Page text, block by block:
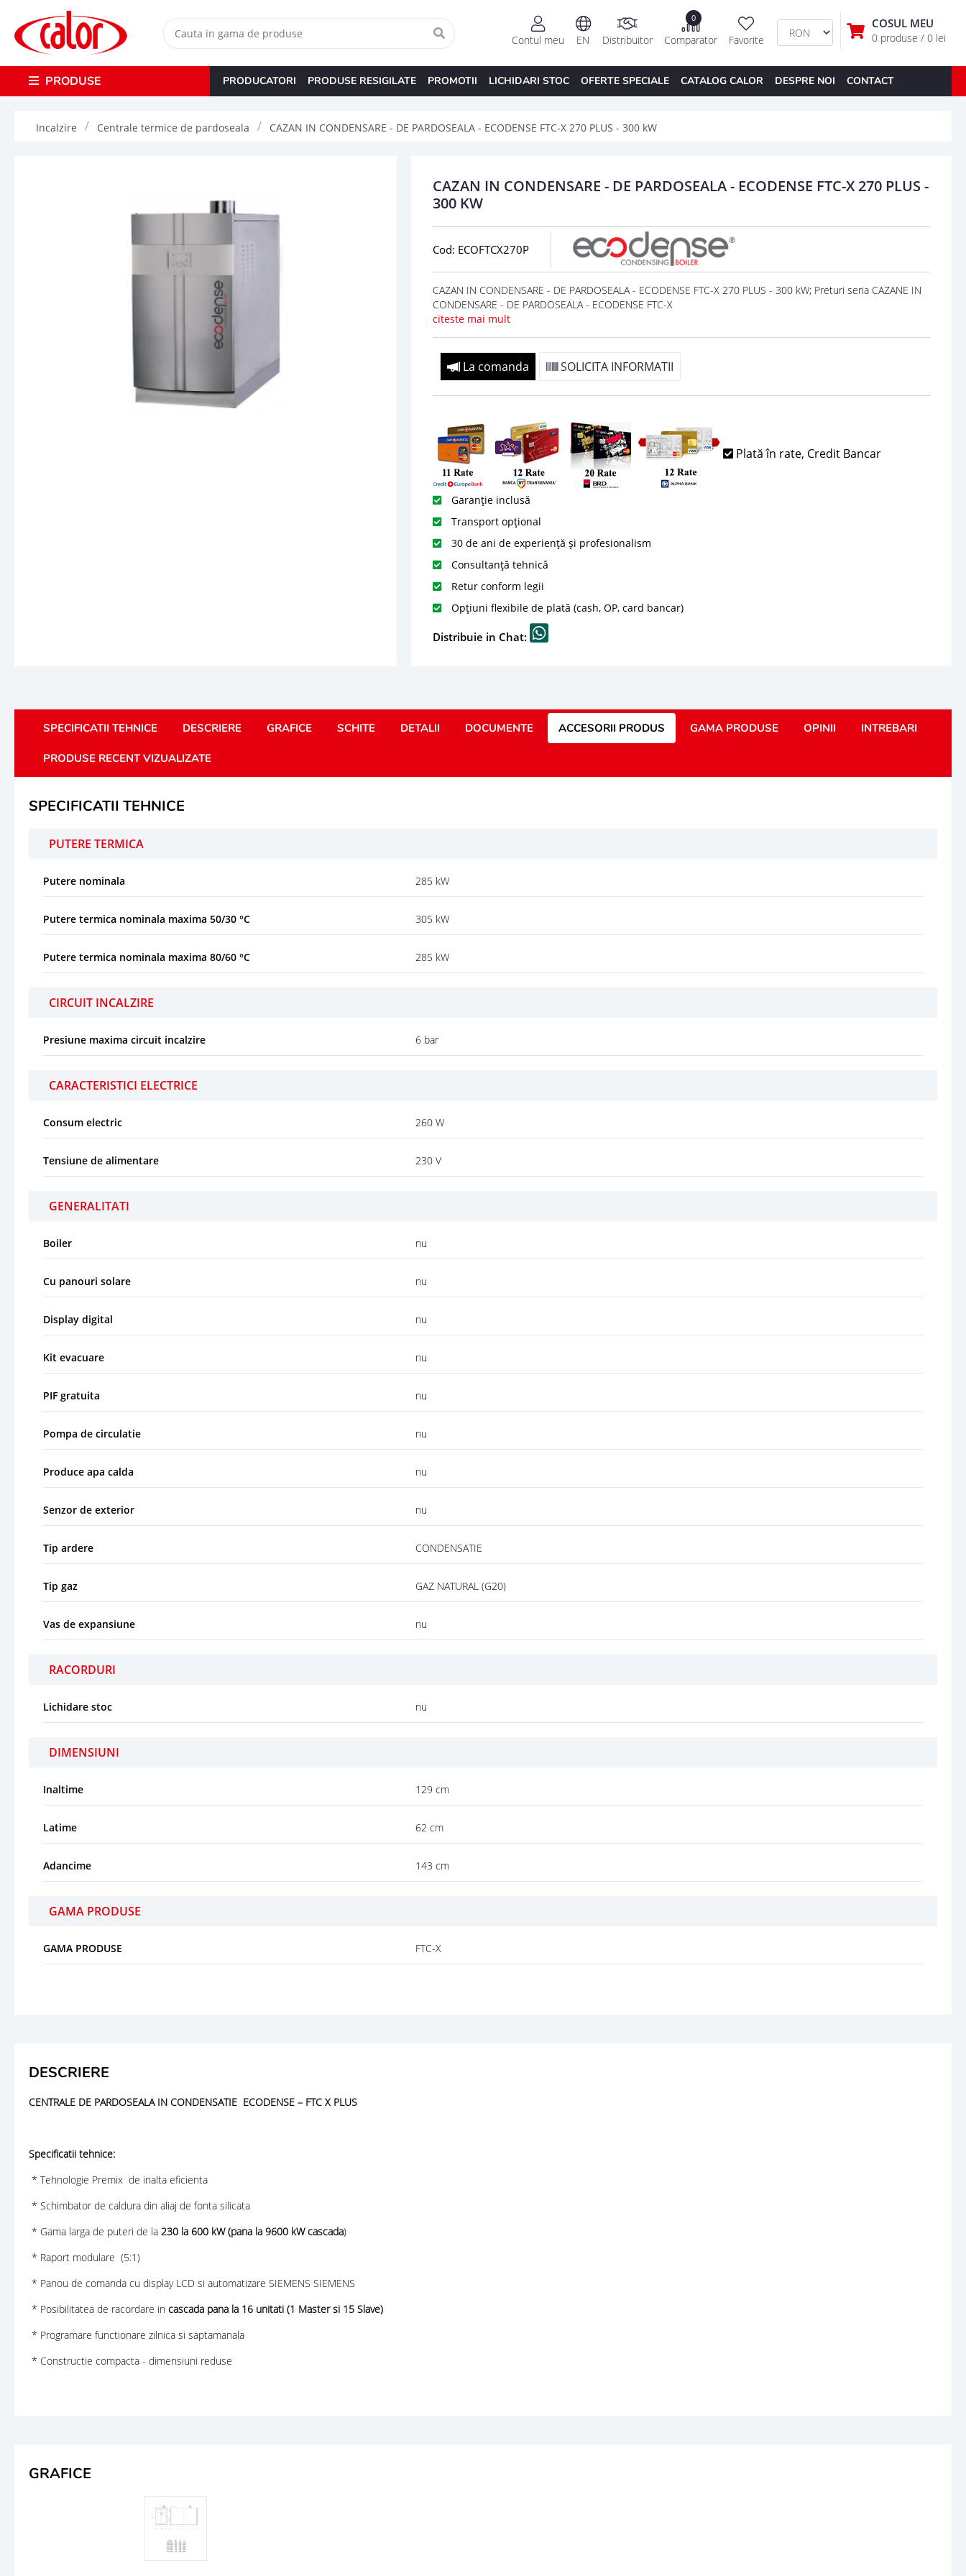
COSUL MEU
0 produse / 0 lei
Favorite
0
Comparator
Distribuitor
EN
Contul meu
PRODUSE PRODUCATORI PRODUSE RESIGILATE PROMOTII LICHIDARI STOC OFERTE SPECIALE CATALOG CALOR DESPRE NOI CONTACT
Incalzire Centrale termice de pardoseala CAZAN IN CONDENSARE - DE PARDOSEALA - ECODENSE FTC-X 270 PLUS - 300 kW
CAZAN IN CONDENSARE - DE PARDOSEALA - ECODENSE FTC-X 270 PLUS -
300 KW
Cod: ECOFTCX270P
CAZAN IN CONDENSARE - DE PARDOSEALA - ECODENSE FTC-X 270 PLUS - 300 kW; Preturi seria CAZANE IN
CONDENSARE - DE PARDOSEALA - ECODENSE FTC-X
citeste mai mult
La comanda SOLICITA INFORMATII
Plată în rate, Credit Bancar
Garanție inclusă
Transport opțional
30 de ani de experiență și profesionalism
Consultanță tehnică
Retur conform legii
Opțiuni flexibile de plată (cash, OP, card bancar)
Distribuie in Chat:
SPECIFICATII TEHNICE DESCRIERE GRAFICE SCHITE DETALII DOCUMENTE ACCESORII PRODUS GAMA PRODUSE OPINII INTREBARI
PRODUSE RECENT VIZUALIZATE
SPECIFICATII TEHNICE
PUTERE TERMICA
Putere nominala 285 kW
Putere termica nominala maxima 50/30 °C 305 kW
Putere termica nominala maxima 80/60 °C 285 kW
CIRCUIT INCALZIRE
Presiune maxima circuit incalzire 6 bar
CARACTERISTICI ELECTRICE
Consum electric 260 W
Tensiune de alimentare 230 V
GENERALITATI
Boiler nu
Cu panouri solare nu
Display digital nu
Kit evacuare nu
PIF gratuita nu
Pompa de circulatie nu
Produce apa calda nu
Senzor de exterior nu
Tip ardere CONDENSATIE
Tip gaz GAZ NATURAL (G20)
Vas de expansiune nu
RACORDURI
Lichidare stoc nu
DIMENSIUNI
Inaltime 129 cm
Latime 62 cm
Adancime 143 cm
GAMA PRODUSE
GAMA PRODUSE FTC-X
DESCRIERE
CENTRALE DE PARDOSEALA IN CONDENSATIE ECODENSE – FTC X PLUS
Specificatii tehnice:
* Tehnologie Premix de inalta eficienta
* Schimbator de caldura din aliaj de fonta silicata
* Gama larga de puteri de la 230 la 600 kW (pana la 9600 kW cascada)
* Raport modulare (5:1)
* Panou de comanda cu display LCD si automatizare SIEMENS SIEMENS
* Posibilitatea de racordare in cascada pana la 16 unitati (1 Master si 15 Slave)
* Programare functionare zilnica si saptamanala
* Constructie compacta - dimensiuni reduse
GRAFICE